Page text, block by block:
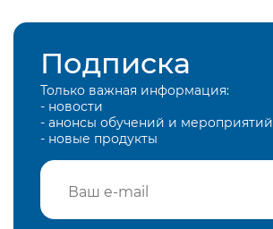
Подписка
Только важная информация:
- новости
- анонсы обучений и мероприятий
- новые продукты